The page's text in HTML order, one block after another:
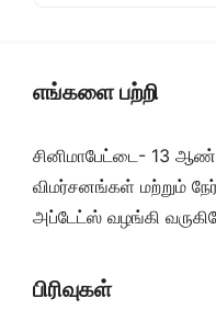
எங்களை பற்றி
சினிமாபேட்டை- 13
விமர்சனங்கள் மற்றும்
அப்டேட்ஸ் வழங்கி
பிரிவுகள்